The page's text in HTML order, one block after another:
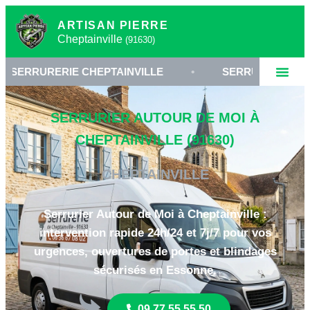
ARTISAN PIERRE
Cheptainville (91630)
CHEPTAINVILLE • SERRURIER ESSONNE 91
SERRURIER AUTOUR DE MOI À
CHEPTAINVILLE (91630)
CHEPTAINVILLE
Serrurier Autour de Moi à Cheptainville :
intervention rapide 24h/24 et 7j/7 pour vos
urgences, ouvertures de portes et blindages
sécurisés en Essonne.